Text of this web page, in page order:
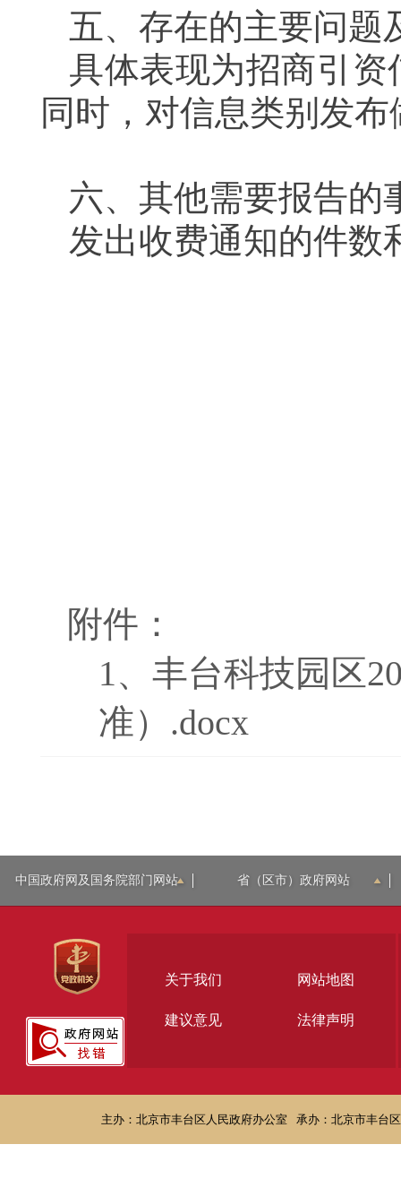
五、存在的主要问题
具体表现为招商引资
同时， 对信息类别发布
六、其他需要报告的
发出收费通知的件数
附件：
1、 丰台科技园区
准）.docx
中国政府网及国务院部门网站 省（区市）政府网站
关于我们 网站地图
建议意见 法律声明
主办：北京市丰台区人民政府办公室 承办：北京市丰台